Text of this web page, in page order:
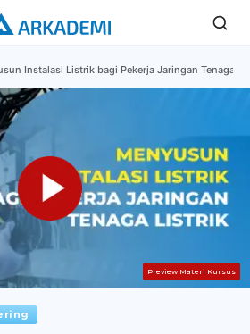
Instalasi Listrik bagi Pekerja Jaringan Tenaga
Preview Materi Kursus